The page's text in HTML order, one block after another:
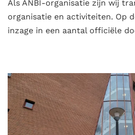
Als ANBI-organisatie zijn wij
organisatie en activiteiten. Op
inzage in een aantal officiële